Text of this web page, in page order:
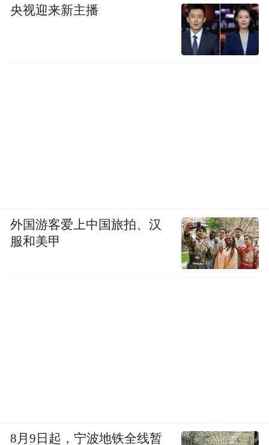
央视迎来新主播
外国游客爱上中国旅拍、汉
服和美甲
8月9日起，宁波地铁全线暂